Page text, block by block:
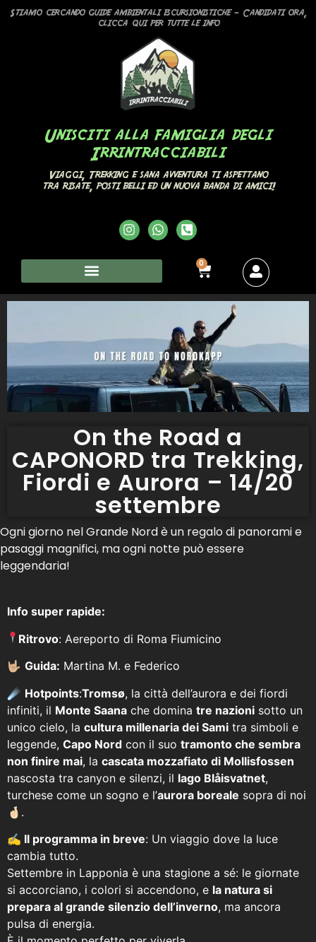
Stiamo cercando guide ambientali escursionistiche – Candidati ora,
clicca qui per tutte le info
Unisciti alla famiglia degli
Irrintracciabili
Viaggi, Trekking e sana avventura ti aspettano
tra risate, posti belli ed un nuova banda di amici!
0
On the Road a
CAPONORD tra Trekking,
Fiordi e Aurora – 14/20
settembre
Ogni giorno nel Grande Nord è un regalo di panorami e
pasaggi magnifici, ma ogni notte può essere
leggendaria!
Info super rapide:
Ritrovo: Aereporto di Roma Fiumicino
🤟🏼 Guida: Martina M. e Federico
☄️ Hotpoints:Tromsø, la città dell’aurora e dei fiordi
infiniti, il Monte Saana che domina tre nazioni sotto un
unico cielo, la cultura millenaria dei Sami tra simboli e
leggende, Capo Nord con il suo tramonto che sembra
non finire mai, la cascata mozzafiato di Mollisfossen
nascosta tra canyon e silenzi, il lago Blåisvatnet,
turchese come un sogno e l’aurora boreale sopra di noi
🤞🏻.
✍ Il programma in breve: Un viaggio dove la luce
cambia tutto.
Settembre in Lapponia è una stagione a sé: le giornate
si accorciano, i colori si accendono, e la natura si
prepara al grande silenzio dell’inverno, ma ancora
pulsa di energia.